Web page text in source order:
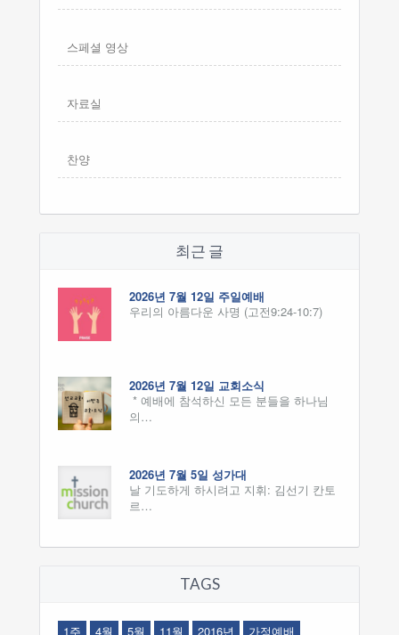
스페셜 영상
자료실
찬양
최근 글
2026년 7월 12일 주일예배
우리의 아름다운 사명 (고전9:24-10:7)
2026년 7월 12일 교회소식
* 예배에 참석하신 모든 분들을 하나님
의…
2026년 7월 5일 성가대
날 기도하게 하시려고 지휘: 김선기 칸토
르…
TAGS
1주 4월 5월 11월 2016년
가정예배